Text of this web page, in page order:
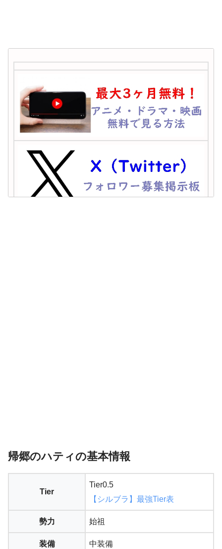
帰郷のハティの基本情報
Tier
Tier0.5
【シルブラ】最強Tier表
勢力 始祖
装備 中装備